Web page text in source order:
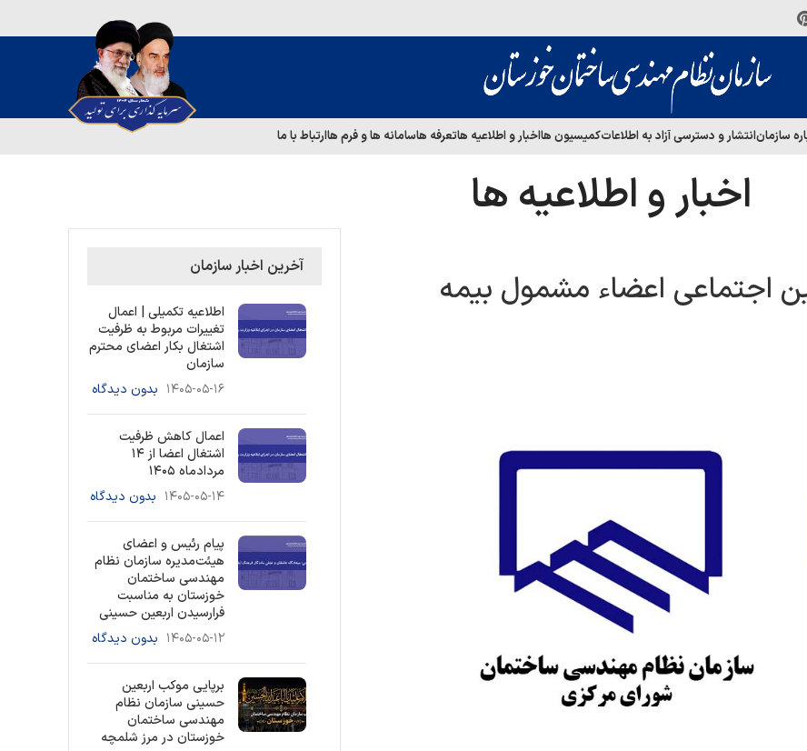
سازمانانتشار و دسترسی آزاد به اطلاعاتکمیسیون هااخبار و اطلاعیه هاتعرفه هاسامانه ها و فرم هاارتباط با ما
اخبار و اطلاعیه ها
اجتماعی اعضاء مشمول بیمه
آخرین اخبار سازمان
اطلاعیه تکمیلی | اعمال
تغییرات مربوط به ظرفیت
اشتغال بکار اعضای محترم
سازمان
۱۴۰۵-۰۵-۱۶ بدون دیدگاه
اعمال کاهش ظرفیت
اشتغال اعضا از ۱۴
مردادماه ۱۴۰۵
۱۴۰۵-۰۵-۱۴ بدون دیدگاه
پیام رئیس و اعضای
هیئت‌مدیره سازمان نظام
مهندسی ساختمان
خوزستان به مناسبت
فرارسیدن اربعین حسینی
۱۴۰۵-۰۵-۱۲ بدون دیدگاه
برپایی موکب اربعین
حسینی سازمان نظام
مهندسی ساختمان
خوزستان در مرز شلمچه